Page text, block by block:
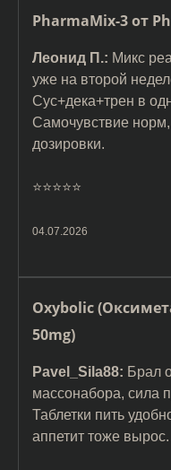
PharmaMix-3 от
Леонид П.: Микс
уже на второй
Сус+дека+трен в
Самочувствие
дозировки.
⭐️⭐️⭐️⭐️⭐️
04.07.2026
Oxybolic
50mg)
Pavel_Sila88: Брал
массонабора, сила
Таблетки пить
аппетит тоже вырос.